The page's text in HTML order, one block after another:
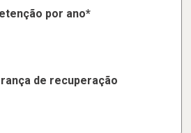
por ano*
de recuperação